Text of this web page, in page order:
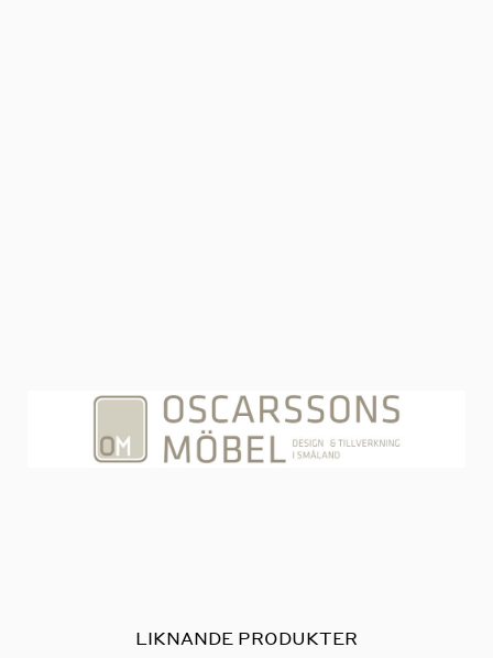
LIKNANDE PRODUKTER